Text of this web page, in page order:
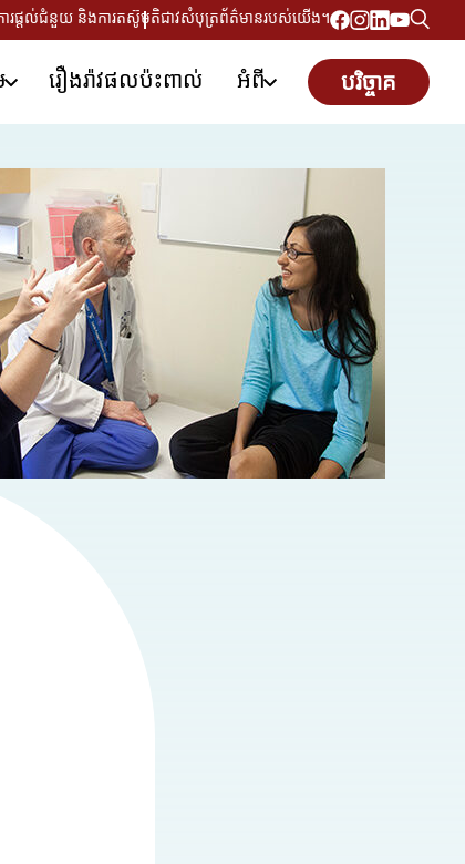
ារផ្តល់ជំនួយ និងការតស៊ូមតិជាវសំបុត្រព័ត៌មានរបស់យើង។
រឿងរ៉ាវផលប៉ះពាល់ អំពី បរិច្ចាគ